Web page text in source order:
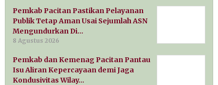
Pemkab Pacitan Pastikan Pelayanan
Publik Tetap Aman Usai Sejumlah ASN
Mengundurkan Di…
8 Agustus 2026
Pemkab dan Kemenag Pacitan Pantau
Isu Aliran Kepercayaan demi Jaga
Kondusivitas Wilay…